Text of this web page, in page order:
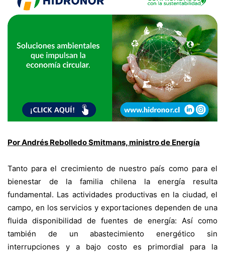
Por Andrés Rebolledo Smitmans, ministro de Energía
Tanto para el crecimiento de nuestro país como para el
bienestar de la familia chilena la energía resulta
fundamental. Las actividades productivas en la ciudad, el
campo, en los servicios y exportaciones dependen de una
fluida disponibilidad de fuentes de energía: Así como
también de un abastecimiento energético sin
interrupciones y a bajo costo es primordial para la